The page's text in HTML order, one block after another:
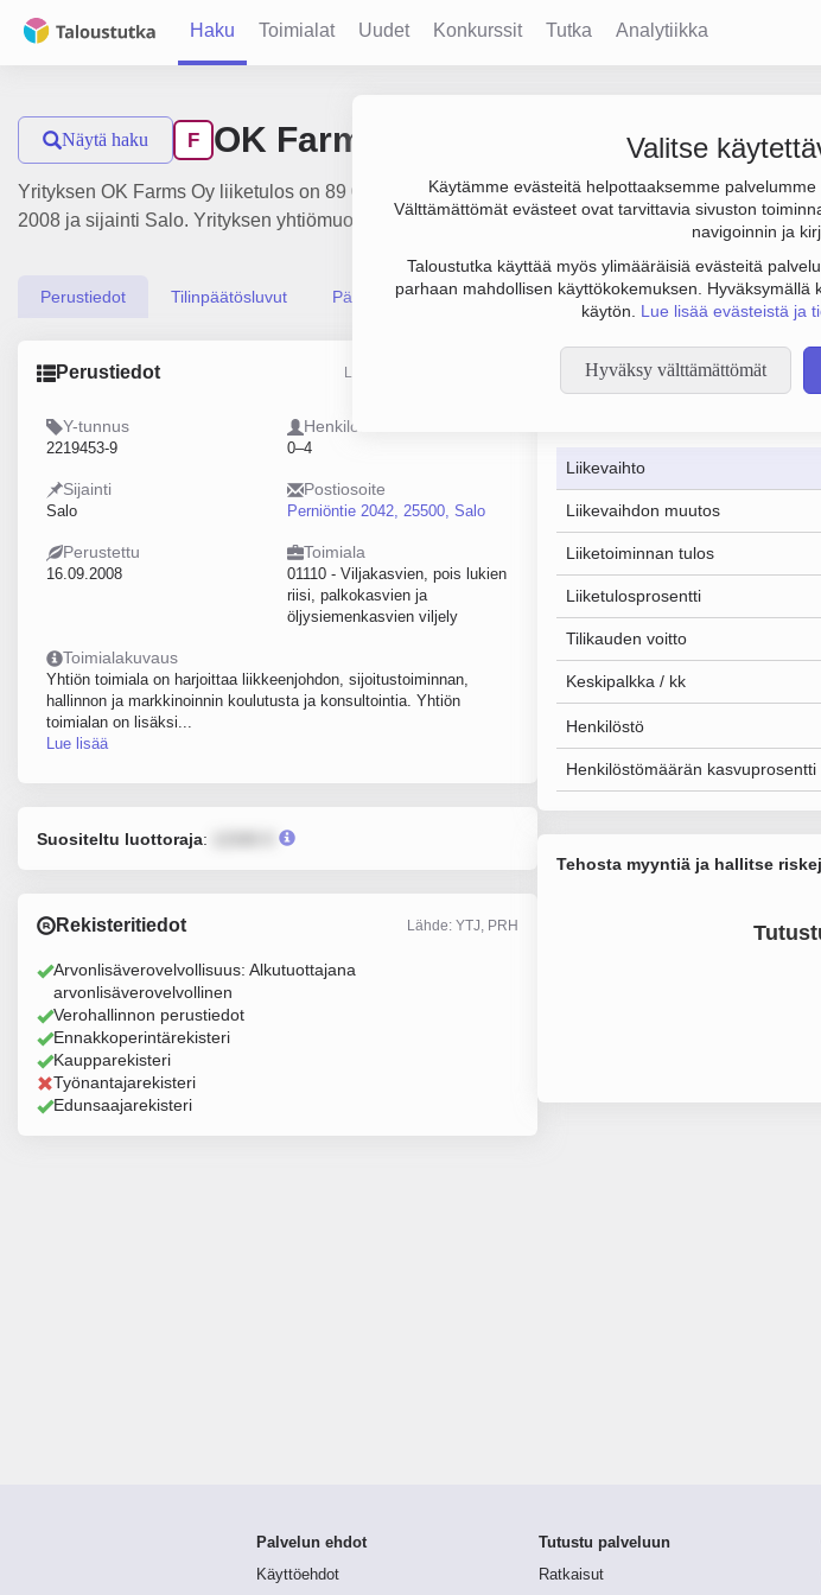
Haku Toimialat Uudet Konkurssit Tutka Analytiikka
Valitse
Käytämme evästeitä helpottaaksemme
Välttämättömät evästeet ovat tarvittavia sivuston
navigoinnin ja
Taloustutka käyttää myös ylimääräisiä evästeitä
parhaan mahdollisen käyttökokemuksen.
käytön. Lue lisää evästeistä ja
Hyväksy välttämättömät
Näytä haku F OK Farms Oy
Yrityksen OK Farms Oy liiketulos on 89 000 €. Sen päätoimiala on Viljakasvien, pois lukien
2008 ja sijainti Salo. Yrityksen yhtiömuoto Osakeyhtiö (OY).
Perustiedot Tilinpäätösluvut Päättäjätiedot
Perustiedot Lähde: YTJ, PRH, Traficom
Y-tunnus
2219453-9
Henkilöstömäärä
0–4
Sijainti
Salo
Postiosoite
Perniöntie 2042, 25500, Salo
Perustettu
16.09.2008
Toimiala
01110 - Viljakasvien, pois lukien
riisi, palkokasvien ja
öljysiemenkasvien viljely
Toimialakuvaus
Yhtiön toimiala on harjoittaa liikkeenjohdon, sijoitustoiminnan,
hallinnon ja markkinoinnin koulutusta ja konsultointia. Yhtiön
toimialan on lisäksi...
Lue lisää
Suositeltu luottoraja:
Rekisteritiedot Lähde: YTJ, PRH
Arvonlisäverovelvollisuus: Alkutuottajana
arvonlisäverovelvollinen
Verohallinnon perustiedot
Ennakkoperintärekisteri
Kaupparekisteri
Työnantajarekisteri
Edunsaajarekisteri
Taloustiedot
Liikevaihto
Liikevaihdon muutos
Liiketoiminnan tulos
Liiketulosprosentti
Tilikauden voitto
Keskipalkka / kk
Henkilöstö
Henkilöstömäärän kasvuprosentti
Tehosta myyntiä ja hallitse
Palvelun ehdot
Käyttöehdot
Tutustu palveluun
Ratkaisut